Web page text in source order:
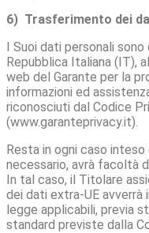
6) Trasferimento dei
I Suoi dati personali
Repubblica Italiana (IT),
web del Garante per la
informazioni ed
riconosciuti dal Codice
(www.garanteprivacy.it).
Resta in ogni caso
necessario, avrà facoltà
In tal caso, il Titolare
dei dati extra-UE avverrà
legge applicabili, previa
standard previste dalla